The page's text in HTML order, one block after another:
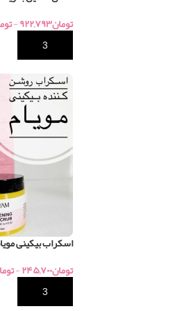
تومان۹۲۲,۷۹۳-
خرید
اسکراب بیکینی
تومان۲۴۵,۷۰۰-
خرید